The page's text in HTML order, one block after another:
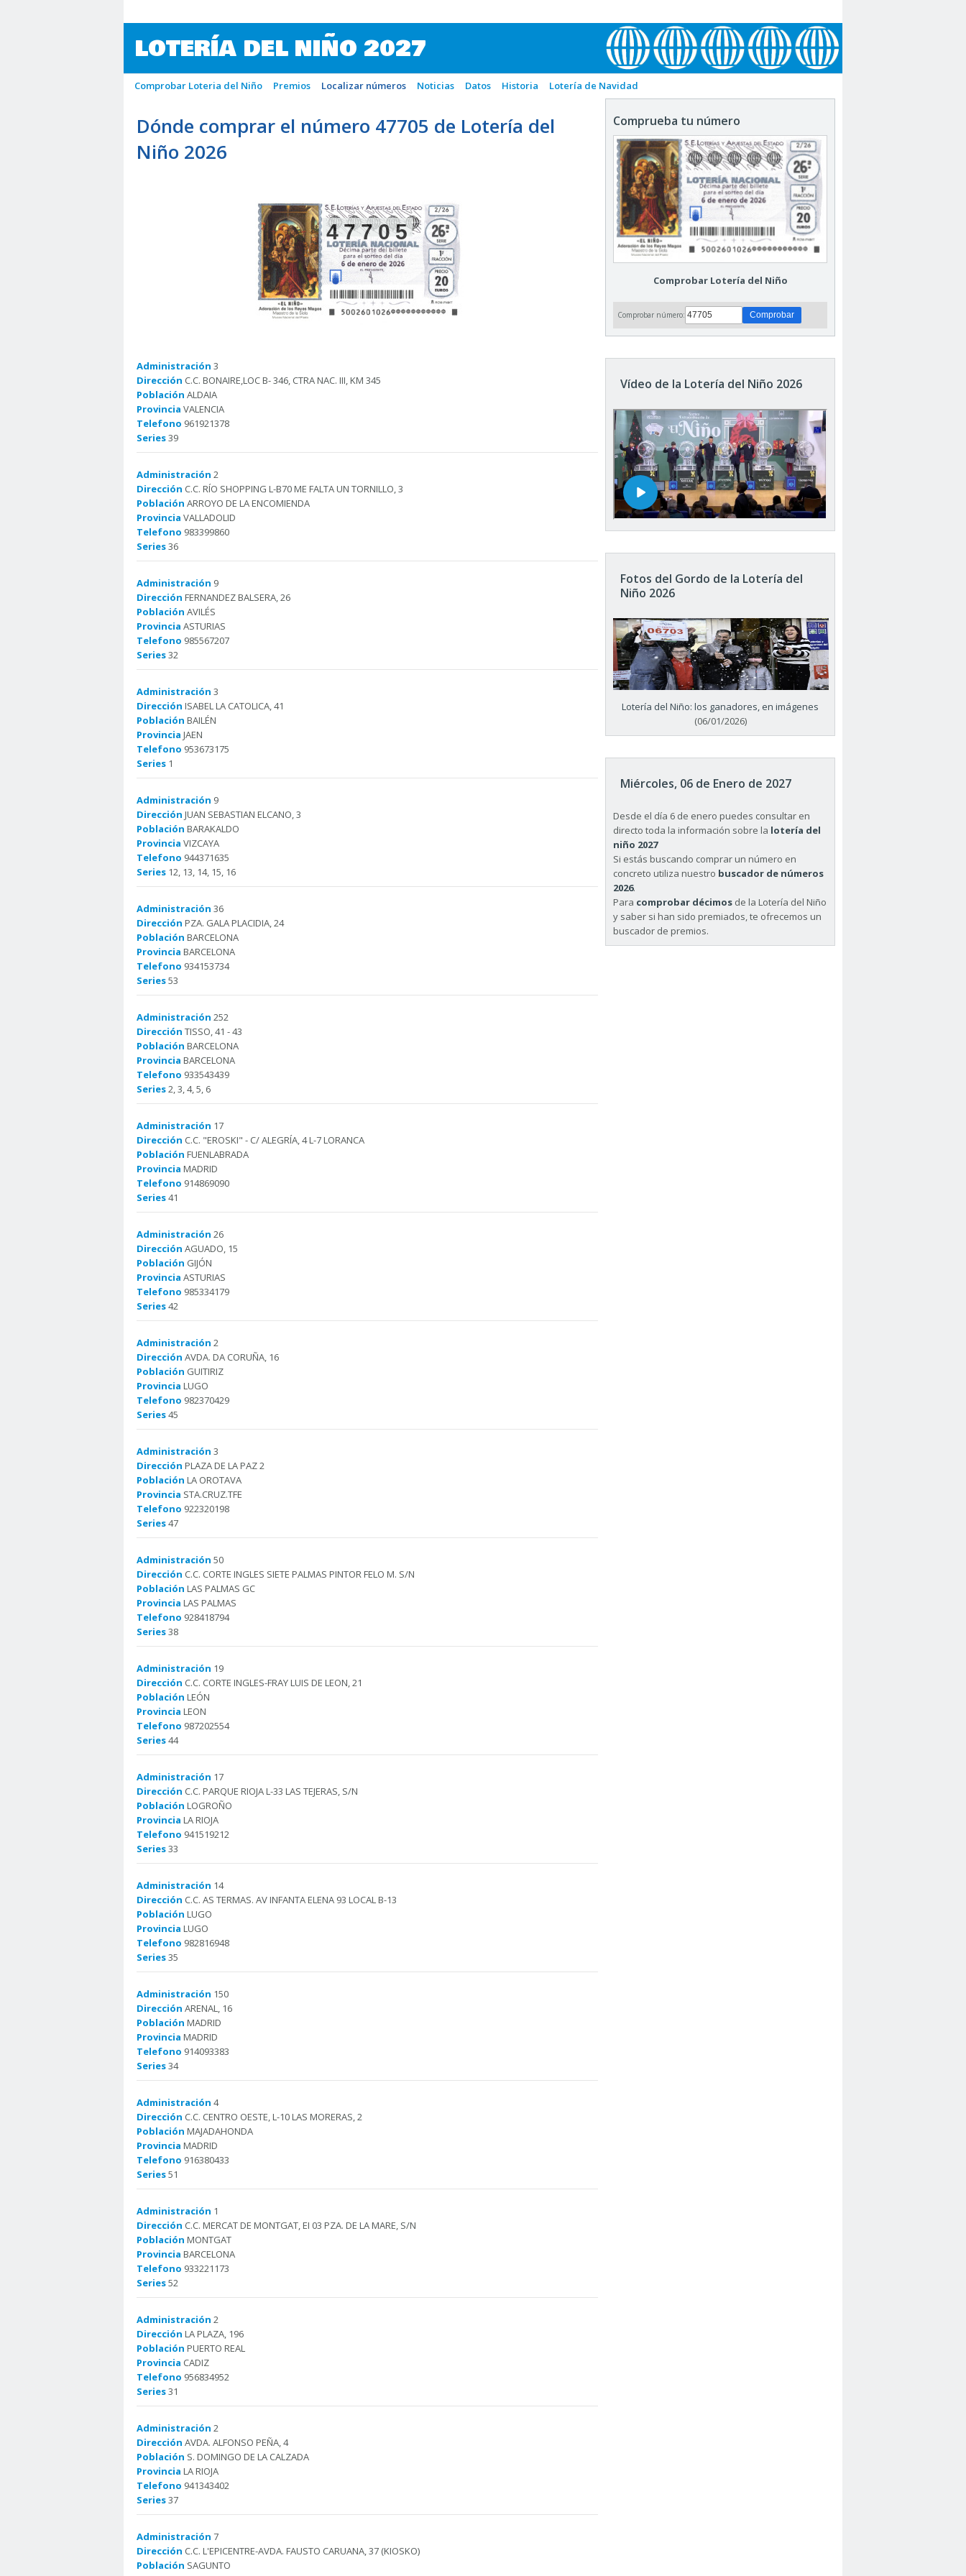
LOTERÍA DEL NIÑO 2027
Comprobar Loteria del Niño Premios Localizar números Noticias Datos Historia Lotería de Navidad
Dónde comprar el número 47705 de Lotería del
Niño 2026
47705
Administración 3
Dirección C.C. BONAIRE,LOC B- 346, CTRA NAC. III, KM 345
Población ALDAIA
Provincia VALENCIA
Telefono 961921378
Series39
Administración 2
Dirección C.C. RÍO SHOPPING L-B70 ME FALTA UN TORNILLO, 3
Población ARROYO DE LA ENCOMIENDA
Provincia VALLADOLID
Telefono 983399860
Series36
Administración 9
Dirección FERNANDEZ BALSERA, 26
Población AVILÉS
Provincia ASTURIAS
Telefono 985567207
Series32
Administración 3
Dirección ISABEL LA CATOLICA, 41
Población BAILÉN
Provincia JAEN
Telefono 953673175
Series 1
Administración 9
Dirección JUAN SEBASTIAN ELCANO, 3
Población BARAKALDO
Provincia VIZCAYA
Telefono 944371635
Series 12, 13, 14, 15, 16
Administración 36
Dirección PZA. GALA PLACIDIA, 24
Población BARCELONA
Provincia BARCELONA
Telefono 934153734
Series53
Administración 252
Dirección TISSO, 41 - 43
Población BARCELONA
Provincia BARCELONA
Telefono 933543439
Series2, 3, 4, 5, 6
Administración 17
Dirección C.C. "EROSKI" - C/ ALEGRÍA, 4 L-7 LORANCA
Población FUENLABRADA
Provincia MADRID
Telefono 914869090
Series41
Administración 26
Dirección AGUADO, 15
Población GIJÓN
Provincia ASTURIAS
Telefono 985334179
Series42
Administración 2
Dirección AVDA. DA CORUÑA, 16
Población GUITIRIZ
Provincia LUGO
Telefono 982370429
Series45
Administración 3
Dirección PLAZA DE LA PAZ 2
Población LA OROTAVA
Provincia STA.CRUZ.TFE
Telefono 922320198
Series47
Administración 50
Dirección C.C. CORTE INGLES SIETE PALMAS PINTOR FELO M. S/N
Población LAS PALMAS GC
Provincia LAS PALMAS
Telefono 928418794
Series38
Administración 19
Dirección C.C. CORTE INGLES-FRAY LUIS DE LEON, 21
Población LEÓN
Provincia LEON
Telefono 987202554
Series44
Administración 17
Dirección C.C. PARQUE RIOJA L-33 LAS TEJERAS, S/N
Población LOGROÑO
Provincia LA RIOJA
Telefono 941519212
Series33
Administración 14
Dirección C.C. AS TERMAS. AV INFANTA ELENA 93 LOCAL B-13
Población LUGO
Provincia LUGO
Telefono 982816948
Series35
Administración 150
Dirección ARENAL, 16
Población MADRID
Provincia MADRID
Telefono 914093383
Series34
Administración 4
Dirección C.C. CENTRO OESTE, L-10 LAS MORERAS, 2
Población MAJADAHONDA
Provincia MADRID
Telefono 916380433
Series51
Administración 1
Dirección C.C. MERCAT DE MONTGAT, EI 03 PZA. DE LA MARE, S/N
Población MONTGAT
Provincia BARCELONA
Telefono 933221173
Series52
Administración 2
Dirección LA PLAZA, 196
Población PUERTO REAL
Provincia CADIZ
Telefono 956834952
Series31
Administración 2
Dirección AVDA. ALFONSO PEÑA, 4
Población S. DOMINGO DE LA CALZADA
Provincia LA RIOJA
Telefono 941343402
Series37
Administración 7
Dirección C.C. L'EPICENTRE-AVDA. FAUSTO CARUANA, 37 (KIOSKO)
Población SAGUNTO
Comprueba tu número
Comprobar Lotería del Niño
Comprobar número:
Vídeo de la Lotería del Niño 2026
Fotos del Gordo de la Lotería del
Niño 2026
Lotería del Niño: los ganadores, en imágenes
(06/01/2026)
Miércoles, 06 de Enero de 2027
Desde el día 6 de enero puedes consultar en
directo toda la información sobre la lotería del
niño 2027
Si estás buscando comprar un número en
concreto utiliza nuestro buscador de números
2026.
Para comprobar décimos de la Lotería del Niño
y saber si han sido premiados, te ofrecemos un
buscador de premios.